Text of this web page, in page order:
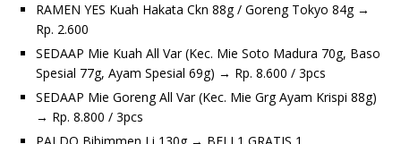
RAMEN YES Kuah Hakata Ckn 88g / Goreng Tokyo 84g →
Rp. 2.600
SEDAAP Mie Kuah All Var (Kec. Mie Soto Madura 70g, Baso
Spesial 77g, Ayam Spesial 69g) → Rp. 8.600 / 3pcs
SEDAAP Mie Goreng All Var (Kec. Mie Grg Ayam Krispi 88g)
→ Rp. 8.800 / 3pcs